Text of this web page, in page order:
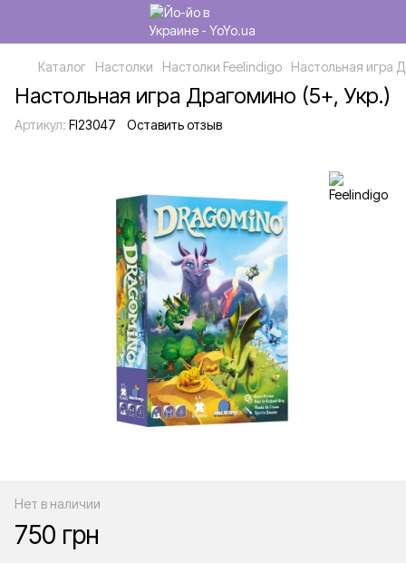
Каталог Настолки Настолки Feelindigo Настольная игра
Настольная игра Драгомино (5+, Укр.)
Артикул: FI23047 Оставить отзыв
Нет в наличии
750 грн